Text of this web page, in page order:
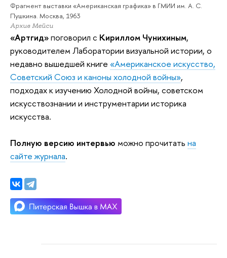
Фрагмент выставки «Американская графика» в ГМИИ им. А. С.
Пушкина. Москва, 1963
Архив Мейси
«Артгид»поговорил с Кириллом Чунихиным,
руководителем Лаборатории визуальной истории, о
недавно вышедшей книге «Американское искусство,
Советский Союз и каноны холодной войны»,
подходах к изучению Холодной войны, советском
искусствознании и инструментарии историка
искусства.
Полную версию интервью можно прочитать на
сайте журнала.